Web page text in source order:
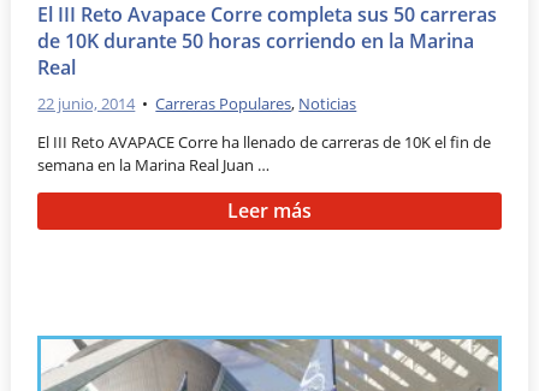
El III Reto Avapace Corre completa sus 50 carreras
de 10K durante 50 horas corriendo en la Marina
Real
22 junio, 2014 •Carreras Populares, Noticias
El III Reto AVAPACE Corre ha llenado de carreras de 10K el fin de
semana en la Marina Real Juan …
Leer más